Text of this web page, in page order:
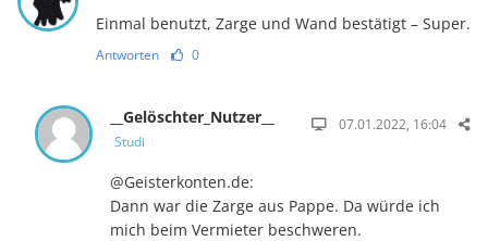
Einmal benutzt, Zarge und Wand bestätigt – Super.
Antworten 0
__Gelöschter_Nutzer__
Studi
07.01.2022, 16:04
@Geisterkonten.de:
Dann war die Zarge aus Pappe. Da würde ich
mich beim Vermieter beschweren.